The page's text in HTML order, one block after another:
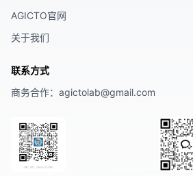
AGICTO官网
关于我们
联系方式
商务合作：agictolab@gmail.com